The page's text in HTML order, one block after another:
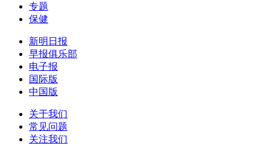
专题
保健
新明日报
早报俱乐部
电子报
国际版
中国版
关于我们
常见问题
关注我们